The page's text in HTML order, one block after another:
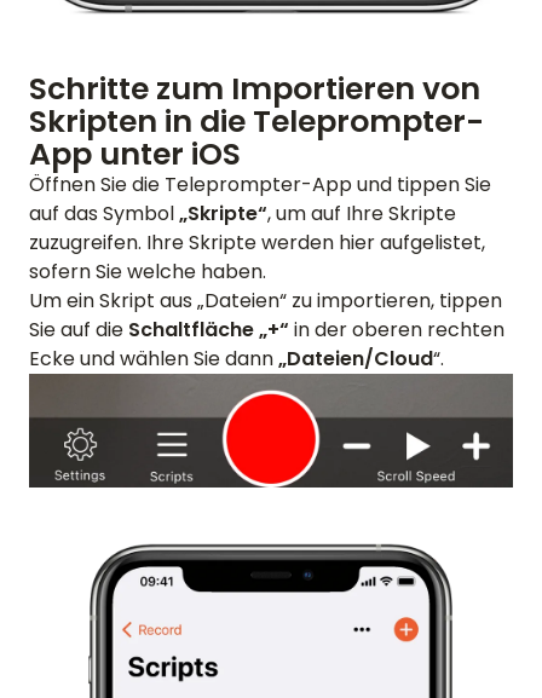
Schritte zum Importieren von
Skripten in die Teleprompter-
App unter iOS
Öffnen Sie die Teleprompter-App und tippen Sie
auf das Symbol„Skripte“, um auf Ihre Skripte
zuzugreifen. Ihre Skripte werden hier aufgelistet,
sofern Sie welche haben.
Um ein Skript aus „Dateien“ zu importieren, tippen
Sie auf die Schaltfläche „+“ in der oberen rechten
Ecke und wählen Sie dann„Dateien/Cloud“.